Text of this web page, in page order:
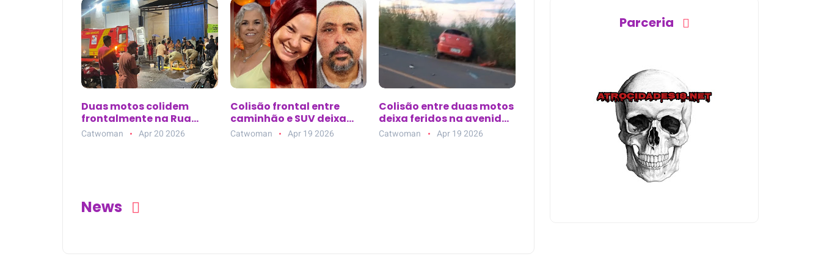
antes de atirar
Duas motos colidem
frontalmente na Rua
Anastácio Melo, no bairro
Salgadinho, em
Catwoman Apr 20 2026
Colisão frontal entre
caminhão e SUV deixa
três mortos na BR-101
Catwoman Apr 19 2026
Colisão entre duas motos
deixa feridos na avenida
principal de Nova
Esperança do Piriá (PA)
Catwoman Apr 19 2026
News
Parceria